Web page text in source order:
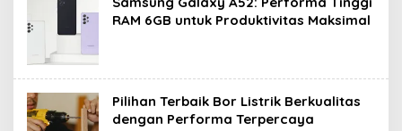
RAM 6GB untuk Produktivitas Maksimal
Pilihan Terbaik Bor Listrik Berkualitas
dengan Performa Terpercaya